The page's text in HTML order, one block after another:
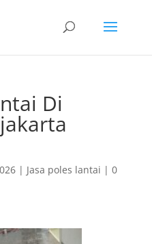
Di
| Jasa poles lantai | 0